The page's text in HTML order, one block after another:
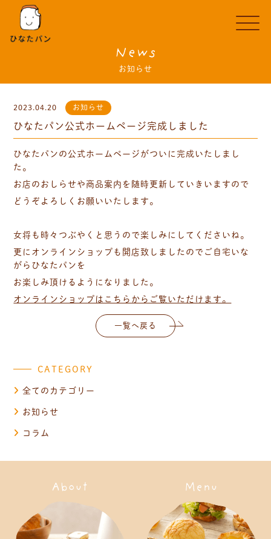
News
お知らせ
2023.04.20 お知らせ
ひなたパン公式ホームページ完成しました
ひなたパンの公式ホームページがついに完成いたしまし
た。
お店のおしらせや商品案内を随時更新していきいますので
どうぞよろしくお願いいたします。
女将も時々つぶやくと思うので楽しみにしてくださいね。
更にオンラインショップも開店致しましたのでご自宅いな
がらひなたパンを
お楽しみ頂けるようになりました。
オンラインショップはこちらからご覧いただけます。
一覧へ戻る
CATEGORY
全てのカテゴリー
お知らせ
コラム
About Menu